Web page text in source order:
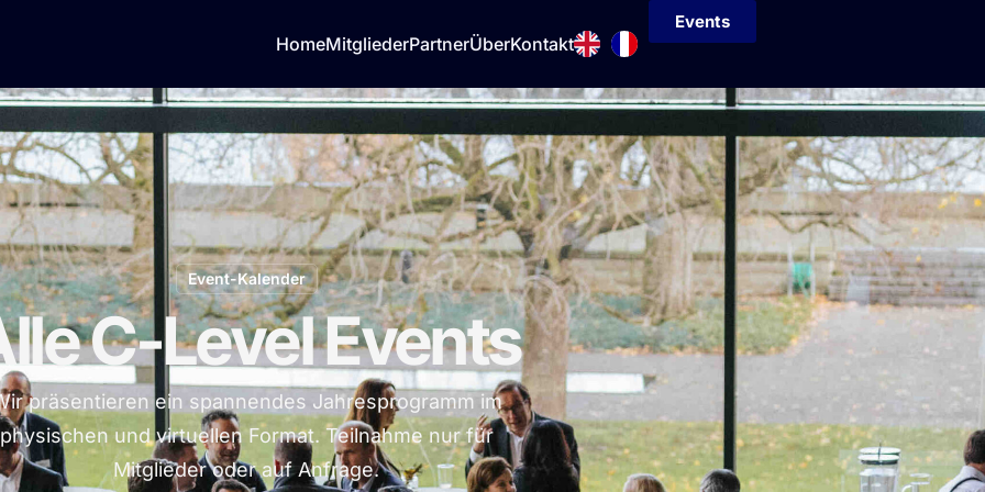
HomeMitgliederPartnerÜberKontakt
Events
Event-Kalender
C-Level Events
präsentieren ein spannendes Jahresprogramm im
physischen und virtuellen Format. Teilnahme nur für
Mitglieder oder auf Anfrage.